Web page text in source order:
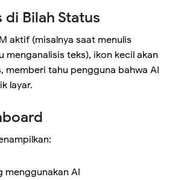
di Bilah Status
aktif (misalnya saat menulis
menganalisis teks), ikon kecil akan
memberi tahu pengguna bahwa AI
layar.
menggunakan AI